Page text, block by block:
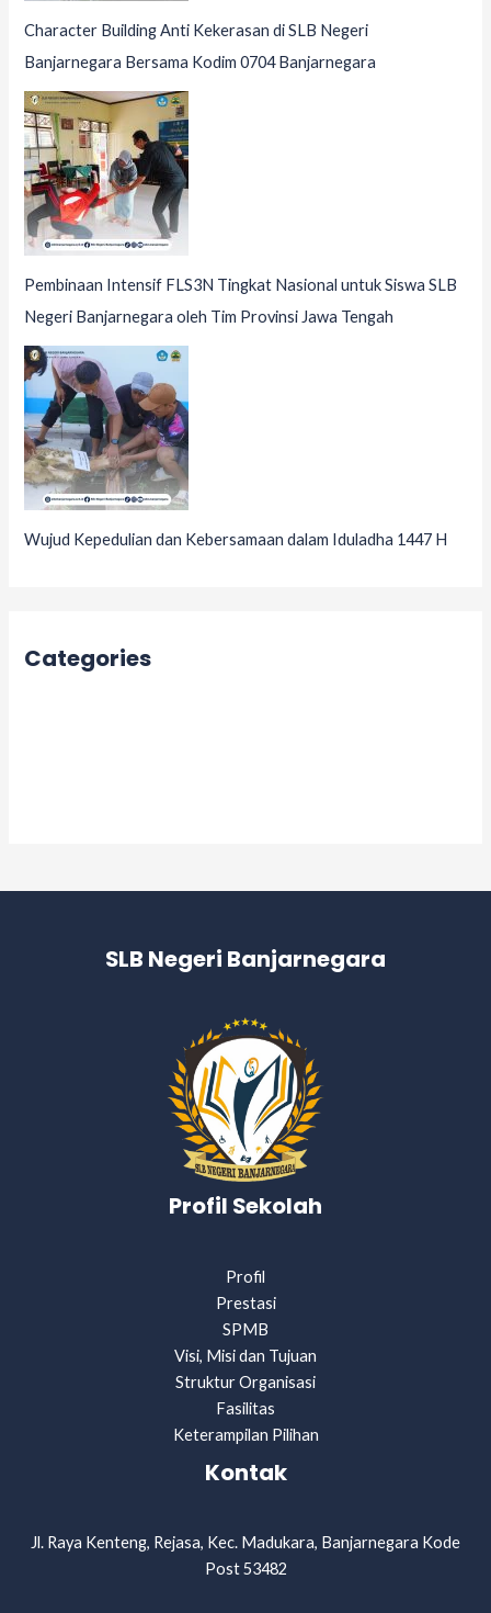
Character Building Anti Kekerasan di SLB Negeri
Banjarnegara Bersama Kodim 0704 Banjarnegara
Pembinaan Intensif FLS3N Tingkat Nasional untuk Siswa SLB
Negeri Banjarnegara oleh Tim Provinsi Jawa Tengah
Wujud Kepedulian dan Kebersamaan dalam Iduladha 1447 H
Categories
SLB Negeri Banjarnegara
Profil Sekolah
Profil
Prestasi
SPMB
Visi, Misi dan Tujuan
Struktur Organisasi
Fasilitas
Keterampilan Pilihan
Kontak
Jl. Raya Kenteng, Rejasa, Kec. Madukara, Banjarnegara Kode
Post 53482